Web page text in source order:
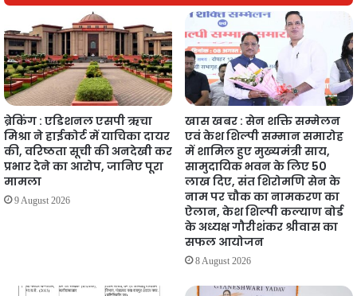
ब्रेकिंग : एडिशनल एसपी ऋचा
मिश्रा ने हाईकोर्ट में याचिका दायर
की, वरिष्ठता सूची की अनदेखी कर
प्रभार देने का आरोप, जानिए पूरा
मामला
9 August 2026
खास खबर : सेन शक्ति सम्मेलन
एवं केश शिल्पी सम्मान समारोह
में शामिल हुए मुख्यमंत्री साय,
सामुदायिक भवन के लिए 50
लाख दिए, संत शिरोमणि सेन के
नाम पर चौक का नामकरण का
ऐलान, केश शिल्पी कल्याण बोर्ड
के अध्यक्ष गौरीशंकर श्रीवास का
सफल आयोजन
8 August 2026